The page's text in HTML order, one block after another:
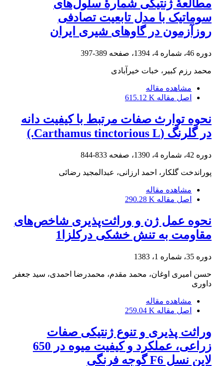
مطالعۀ ژنتیکی شمارۀ سلول‌های
سوماتیک با مدل تابعیت تصادفی
روزآزمون در گاوهای شیری ایران
دوره 46، شماره 4، 1394، صفحه 389-397
محمد رزم کبیر، خبات خیرآبادی
مشاهده مقاله
اصل مقاله 615.12 K
نحوه توارث صفات مرتبط با کیفیت دانه
در گلرنگ (Carthamus tinctorious L.)
دوره 42، شماره 4، 1390، صفحه 833-844
پوراندخت گلکار، احمد ارزانی، عبدالمجید رضائی
مشاهده مقاله
اصل مقاله 290.28 K
نحوه عمل ژن و وراثت‌پذیری شاخص‌های
مقاومت به تنش خشکی درکلزا1
دوره 35، شماره 1، 1383
حسن امیری اوغان، محمد مقدم، محمدرضا احمدی، سید جعفر
داوری
مشاهده مقاله
اصل مقاله 259.04 K
وراثت پذیری و تنوع ژنتیکی صفات
زراعی، عملکرد و کیفیت میوه در 650
لاین نسل F6 گوجه فرنگی